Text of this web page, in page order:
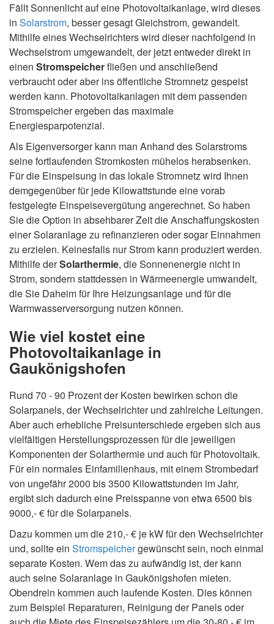
Fällt Sonnenlicht auf eine Photovoltaikanlage, wird dieses
in Solarstrom, besser gesagt Gleichstrom, gewandelt.
Mithilfe eines Wechselrichters wird dieser nachfolgend in
Wechselstrom umgewandelt, der jetzt entweder direkt in
einen Stromspeicherfließen und anschließend
verbraucht oder aber ins öffentliche Stromnetz gespeist
werden kann. Photovoltaikanlagen mit dem passenden
Stromspeicher ergeben das maximale
Energiesparpotenzial.
Als Eigenversorger kann man Anhand des Solarstroms
seine fortlaufenden Stromkosten mühelos herabsenken.
Für die Einspeisung in das lokale Stromnetz wird Ihnen
demgegenüber für jede Kilowattstunde eine vorab
festgelegte Einspeisevergütung angerechnet. So haben
Sie die Option in absehbarer Zeit die Anschaffungskosten
einer Solaranlage zu refinanzieren oder sogar Einnahmen
zu erzielen. Keinesfalls nur Strom kann produziert werden.
Mithilfe derSolarthermie, die Sonnenenergie nicht in
Strom, sondern stattdessen in Wärmeenergie umwandelt,
die Sie Daheim für Ihre Heizungsanlage und für die
Warmwasserversorgung nutzen können.
Wie viel kostet eine
Photovoltaikanlage in
Gaukönigshofen
Rund 70 - 90 Prozent der Kosten bewirken schon die
Solarpanels, der Wechselrichter und zahlreiche Leitungen.
Aber auch erhebliche Preisunterschiede ergeben sich aus
vielfältigen Herstellungsprozessen für die jeweiligen
Komponenten der Solarthermie und auch für Photovoltaik.
Für ein normales Einfamilienhaus, mit einem Strombedarf
von ungefähr 2000 bis 3500 Kilowattstunden im Jahr,
ergibt sich dadurch eine Preisspanne von etwa 6500 bis
9000,- € für die Solarpanels.
Dazu kommen um die 210,- € je kW für den Wechselrichter
und, sollte ein Stromspeichergewünscht sein, noch einmal
separate Kosten. Wem das zu aufwändig ist, der kann
auch seine Solaranlage in Gaukönigshofen mieten.
Obendrein kommen auch laufende Kosten. Dies können
zum Beispiel Reparaturen, Reinigung der Panels oder